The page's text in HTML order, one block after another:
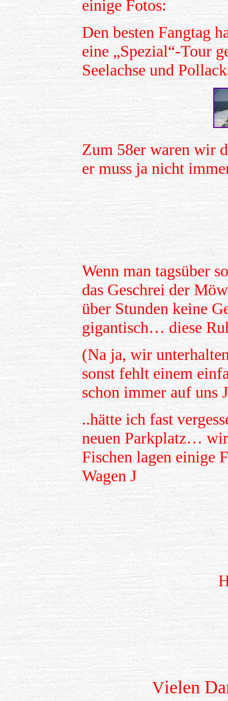
einige Fotos:
Den besten Fangtag
eine „Spezial“-Tour
Seelachse und
Zum 58er waren wir
er muss ja nicht
Wenn man tagsüber
das Geschrei der
über Stunden keine
gigantisch… diese
(Na ja, wir
sonst fehlt einem
schon immer auf uns J
..hätte ich fast
neuen Parkplatz…
Fischen lagen einige
Wagen J
Vielen